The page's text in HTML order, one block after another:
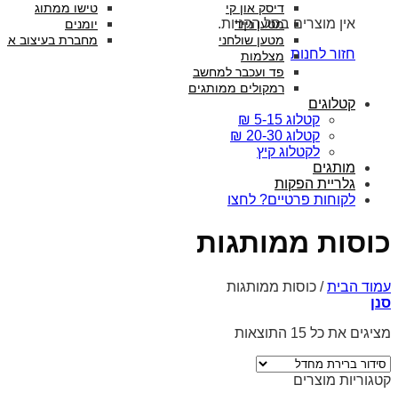
אין מוצרים בסל הקניות.
חזור לחנות
דיסק און קי
מטען נייד
מטען שולחני
מצלמות
פד ועכבר למחשב
רמקולים ממותגים
טישו ממתוג
יומנים
מחברת בעיצוב
קטלוגים
קטלוג 5-15 ₪
קטלוג 20-30 ₪
לקטלוג קיץ
מותגים
גלריית הפקות
לקוחות פרטיים? לחצו
כוסות ממותגות
עמוד הבית / כוסות ממותגות
סנן
מציגים את כל ⁦15⁩ התוצאות
קטגוריות מוצרים